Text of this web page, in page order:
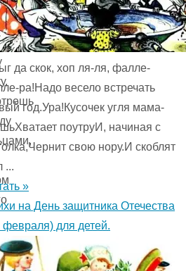
да скок, хоп ля-ля, фалле-
ра!Надо весело встречать
год.Ура!Кусочек угля мама-
поутруИ, начиная с
свою нору.И скоблят
...
»
на День защитника Отечества
февраля) для детей.